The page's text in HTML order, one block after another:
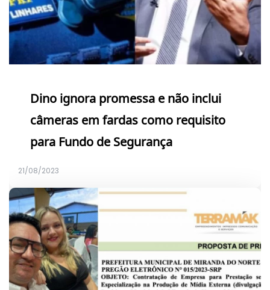
Dino ignora promessa e não inclui
câmeras em fardas como requisito
para Fundo de Segurança
21/08/2023